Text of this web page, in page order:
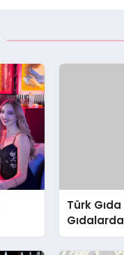
Türk
ve İşleme
Kontrolü